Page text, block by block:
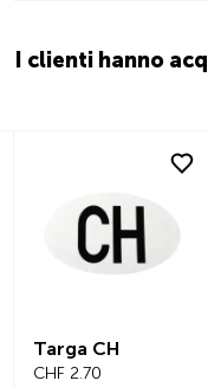
I clienti hanno
Targa CH
CHF 2.70